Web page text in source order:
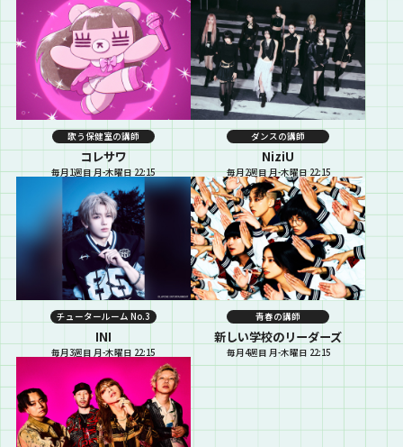
歌う保健室の講師
コレサワ
毎月1週目 月-木曜日 22:15
ダンスの講師
NiziU
毎月2週目 月-木曜日 22:15
チュータールーム No.3
INI
毎月3週目 月-木曜日 22:15
青春の講師
新しい学校のリーダーズ
毎月4週目 月-木曜日 22:15